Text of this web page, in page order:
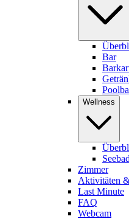
Bar
Wellness
Seebad
Zimmer
Aktivitäten
Last Minute
FAQ
Webcam